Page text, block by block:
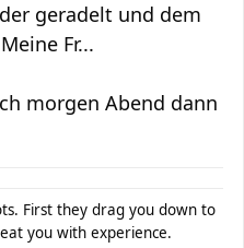
geradelt und dem
Fr...
morgen Abend dann
First they drag you down to
you with experience.